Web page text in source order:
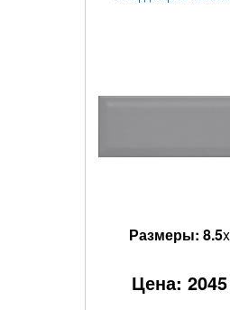
Размеры: 8.5x
Цена: 2045